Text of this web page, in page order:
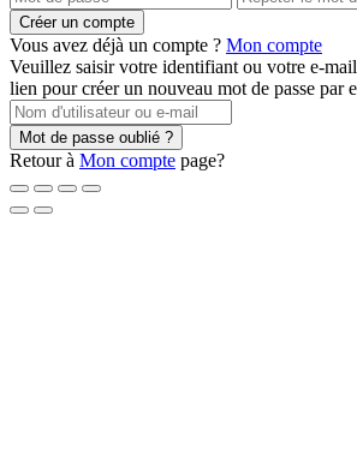
Créer un compte
Vous avez déjà un compte ? Mon compte
Veuillez saisir votre identifiant ou votre e-
lien pour créer un nouveau mot de passe par
Mot de passe oublié ?
Retour à Mon compte page?